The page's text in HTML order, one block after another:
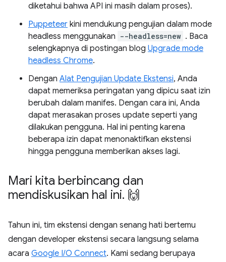
diketahui bahwa API ini masih dalam proses).
Puppeteer kini mendukung pengujian dalam mode
headless menggunakan --headless=new . Baca
selengkapnya di postingan blog Upgrade mode
headless Chrome.
Dengan Alat Pengujian Update Ekstensi, Anda
dapat memeriksa peringatan yang dipicu saat izin
berubah dalam manifes. Dengan cara ini, Anda
dapat merasakan proses update seperti yang
dilakukan pengguna. Hal ini penting karena
beberapa izin dapat menonaktifkan ekstensi
hingga pengguna memberikan akses lagi.
Mari kita berbincang dan
mendiskusikan hal ini. 🙌
Tahun ini, tim ekstensi dengan senang hati bertemu
dengan developer ekstensi secara langsung selama
acara Google I/O Connect. Kami sedang berupaya